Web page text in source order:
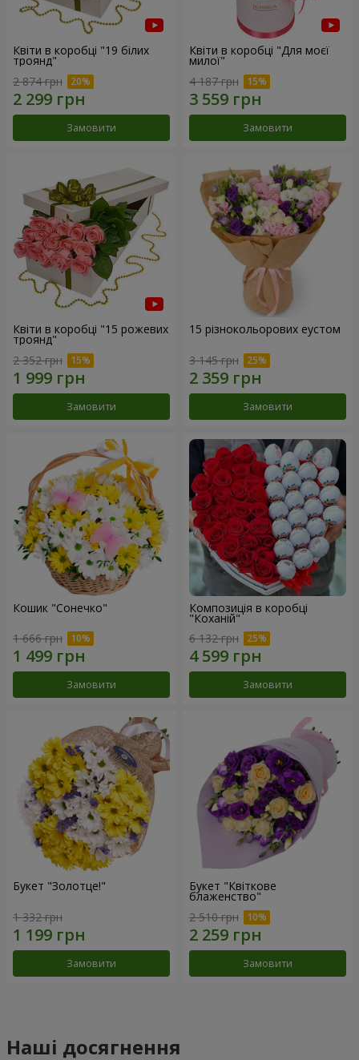
Квіти в коробці "19 білих
троянд"
2 874 грн
Замовити
Квіти в коробці "Для моєї
милої"
4 187 грн
Замовити
Квіти в коробці "15 рожевих
троянд"
2 352 грн
Замовити
15 різнокольорових еустом
3 145 грн
Замовити
Кошик "Сонечко"
1 666 грн
Замовити
Композиція в коробці
"Коханій"
6 132 грн
Замовити
Букет "Золотце!"
1 332 грн
Замовити
Букет "Квіткове
блаженство"
2 510 грн
Замовити
Наші досягнення